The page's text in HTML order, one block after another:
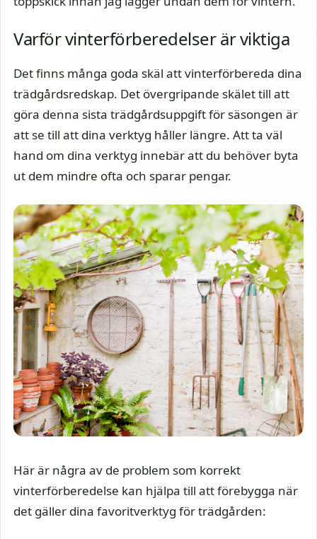
Varför vinterförberedelser är viktiga
Det finns många goda skäl att vinterförbereda dina
trädgårdsredskap. Det övergripande skälet till att
göra denna sista trädgårdsuppgift för säsongen är
att se till att dina verktyg håller längre. Att ta väl
hand om dina verktyg innebär att du behöver byta
ut dem mindre ofta och sparar pengar.
Här är några av de problem som korrekt
vinterförberedelse kan hjälpa till att förebygga när
det gäller dina favoritverktyg för trädgården: